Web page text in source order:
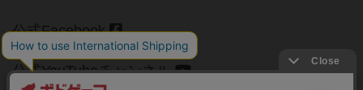
公式Facebook
公式YouTubeチャンネル